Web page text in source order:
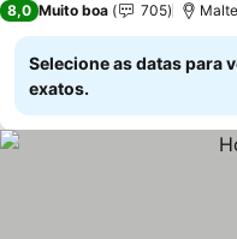
8,0 Muito boa 705
Selecione as datas para
exatos.